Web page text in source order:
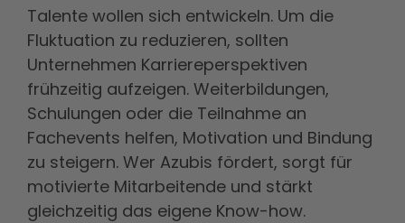
Talente wollen sich entwickeln. Um die
Fluktuation zu reduzieren, sollten
Unternehmen Karriereperspektiven
frühzeitig aufzeigen. Weiterbildungen,
Schulungen oder die Teilnahme an
Fachevents helfen, Motivation und Bindung
zu steigern. Wer Azubis fördert, sorgt für
motivierte Mitarbeitende und stärkt
gleichzeitig das eigene Know-how.